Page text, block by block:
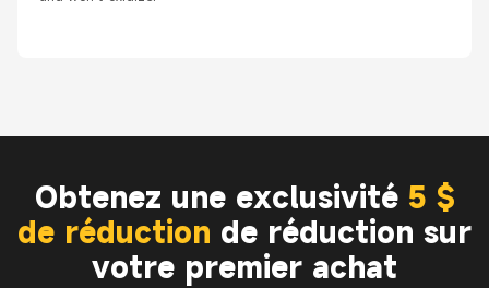
Obtenez une exclusivité 5 $
de réduction de réduction sur
votre premier achat